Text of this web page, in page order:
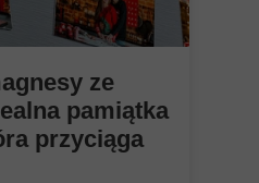
ze
pamiątka
przyciąga